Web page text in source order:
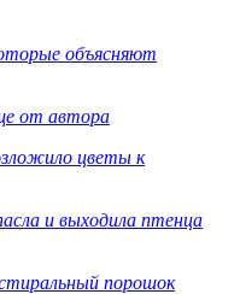
объясняют
от автора
цветы к
и выходила птенца
порошок